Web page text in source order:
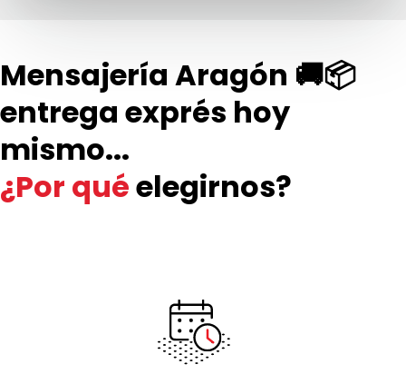
Mensajería Aragón 🚚📦
entrega exprés hoy
mismo...
¿Por quéelegirnos?